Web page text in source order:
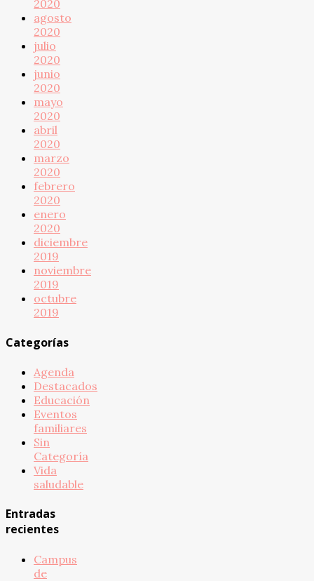
2020
agosto
2020
julio
2020
junio
2020
mayo
2020
abril
2020
marzo
2020
febrero
2020
enero
2020
diciembre
2019
noviembre
2019
octubre
2019
Categorías
Agenda
Destacados
Educación
Eventos
familiares
Sin
Categoría
Vida
saludable
Entradas
recientes
Campus
de